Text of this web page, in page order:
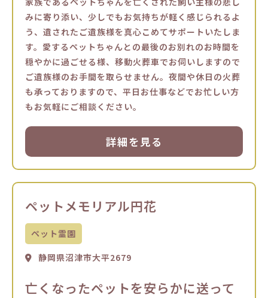
みに寄り添い、少しでもお気持ちが軽く感じられるよ
う、遺されたご遺族様を真心こめてサポートいたしま
す。愛するペットちゃんとの最後のお別れのお時間を
穏やかに過ごせる様、移動火葬車でお伺いしますので
ご遺族様のお手間を取らせません。夜間や休日の火葬
も承っておりますので、平日お仕事などでお忙しい方
もお気軽にご相談ください。
詳細を見る
ペットメモリアル円花
ペット霊園
静岡県沼津市大平2679
亡くなったペットを安らかに送って